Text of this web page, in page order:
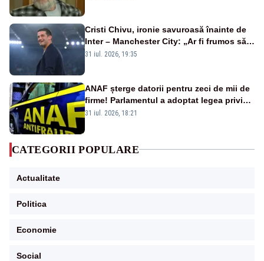
Cristi Chivu, ironie savuroasă înainte de
Inter – Manchester City: „Ar fi frumos să
mai cumpărați și de la noi”
31 iul. 2026, 19:35
ANAF șterge datorii pentru zeci de mii de
firme! Parlamentul a adoptat legea privind
amnistia fiscală
31 iul. 2026, 18:21
CATEGORII POPULARE
Actualitate
Politica
Economie
Social